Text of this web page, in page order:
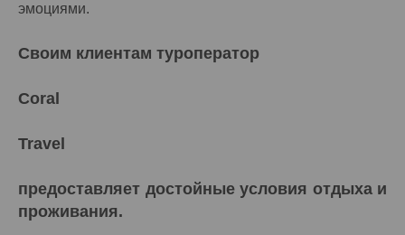
эмоциями.
Своим клиентам туроператор
Coral
Travel
предоставляет достойные условия отдыха и
проживания.